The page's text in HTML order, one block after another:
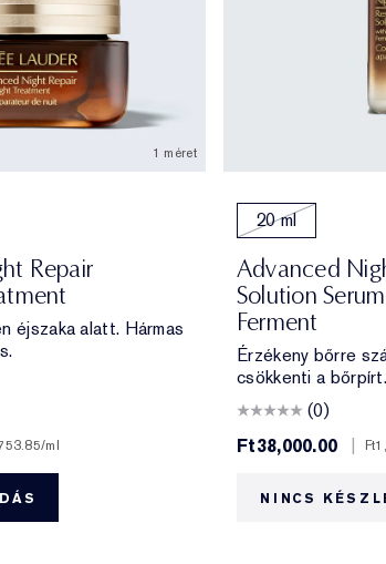
1 méret
Repair
éjszaka alatt. Hármas
/ml
20 ml
Advanced
Solution
Ferment
Érzékeny bőrre
csökkenti a bőrpírt.
(0)
Ft38,000.00
NINCS